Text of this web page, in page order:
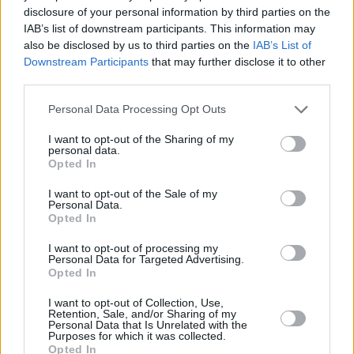
disclosure of your personal information by third parties on the
IAB’s list of downstream participants. This information may
also be disclosed by us to third parties on the IAB’s List of
Downstream Participants that may further disclose it to other
Please note that this website/app uses one or more Google
not limited to your visit or usage behaviour. You may click to
grant or deny consent to Google and its third-party tags to
use your data for below specified purposes in below Google
consent section.
Personal Data Processing Opt Outs
I want to opt-out of the Sharing of my
personal data.
Opted In
I want to opt-out of the Sale of my
Personal Data.
Opted In
I want to opt-out of processing my
Personal Data for Targeted Advertising.
Opted In
I want to opt-out of Collection, Use,
Retention, Sale, and/or Sharing of my
Personal Data that Is Unrelated with the
Purposes for which it was collected.
Opted In
στην Regular Season και θυμάμαι ότι και για εμένα στα
πρώτα 6-7 χρόνια της καριέρας μου ήταν ακριβώς έτσι.
Όμως τώρα όλα έχουν να κάνουν με τη νίκη. Οπότε όταν
είναι η ώρα που πρέπει να πάρουμε τις νίκες, τα Playoffs
και τα μεγάλα παιχνίδια, τότε είναι η περίοδος που αγαπάω
περισσότερο. Τότε η αφρόκρεμα βγαίνει στην επιφάνεια
και ξεχωρίζουν οι κορυφαίοι. Εγώ ζω για αυτές τις στιγμές.
Πλέον αυτή η ώρα έχει φτάσει και όλα τα παιχνίδια
μετρούν περισσότερο και εγώ ξυπνώ το πρωί με
διαφορετικό κίνητρο».